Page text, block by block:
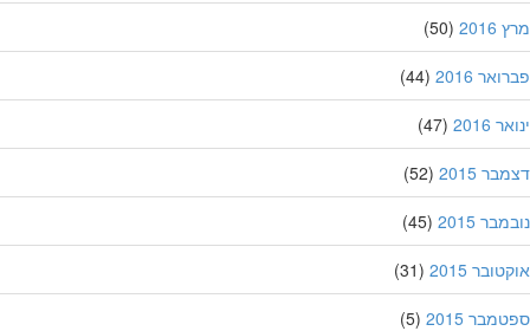
(50)
2016
(44)
2016
(47)
2015
(52)
2015
(45)
2015
(31)
2015
(5)